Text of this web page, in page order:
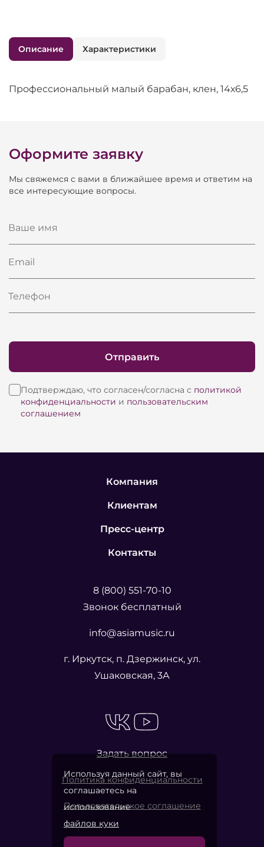
Описание Характеристики
Профессиональный малый барабан, клен, 14х6,5
Оформите заявку
Мы свяжемся с вами в ближайшее время и ответим на
все интересующие вопросы.
Ваше имя
Email
Телефон
Подтверждаю, что согласен/согласна с политикой
конфиденциальности и пользовательским
соглашением
Отправить
Компания
Клиентам
Пресс-центр
Контакты
8 (800) 551-70-10
Звонок бесплатный
info@asiamusic.ru
г. Иркутск, п. Дзержинск, ул.
Ушаковская, 3А
Задать вопрос
Политика конфиденциальности
Пользовательское соглашение
Используя данный сайт, вы
соглашаетесь на
использование
файлов куки